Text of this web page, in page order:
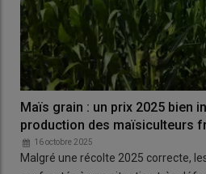
Maïs grain : un prix 2025 bien
production des maïsiculteurs
16 octobre 2025
Malgré une récolte 2025 correcte,